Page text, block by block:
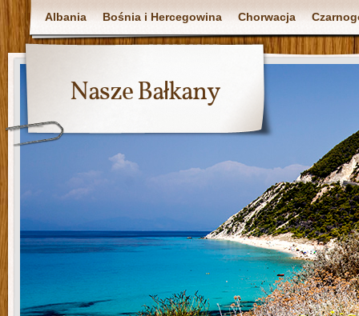
Albania Bośnia i Hercegowina Chorwacja
Nasze Bałkany